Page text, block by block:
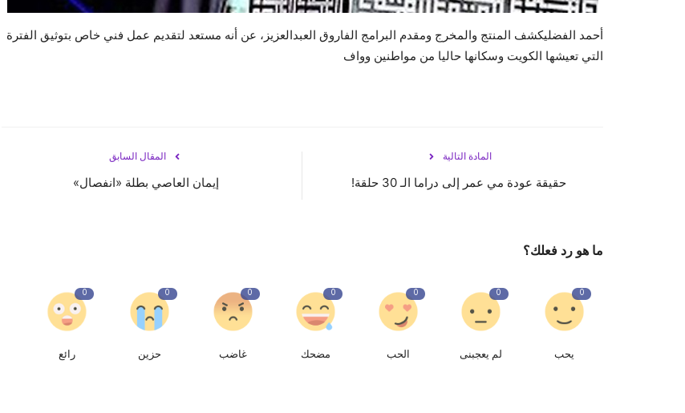
أحمد الفضليكشف المنتج والمخرج ومقدم البرامج الفاروق العبدالعزيز، عن أنه مستعد لتقديم عمل فني خاص بتوثيق الفترة
التي تعيشها الكويت وسكانها حاليا من مواطنين وواف
المقال السابق
إيمان العاصي بطلة «انفصال»
المادة التالية
حقيقة عودة مي عمر إلى دراما الـ 30 حلقة!
ما هو رد فعلك؟
0
يحب
0
لم يعجبنى
0
الحب
0
مضحك
0
غاضب
0
حزين
0
رائع